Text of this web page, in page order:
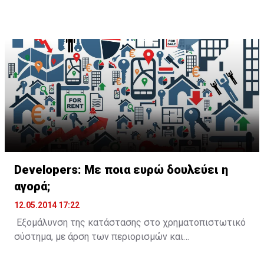
Developers: Με ποια ευρώ δουλεύει η
αγορά;
12.05.2014 17:22
Εξομάλυνση της κατάστασης στο χρηματοπιστωτικό
σύστημα, με άρση των περιορισμών και